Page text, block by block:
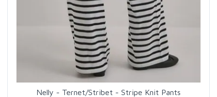
Nelly - Ternet/Stribet - Stripe Knit Pants